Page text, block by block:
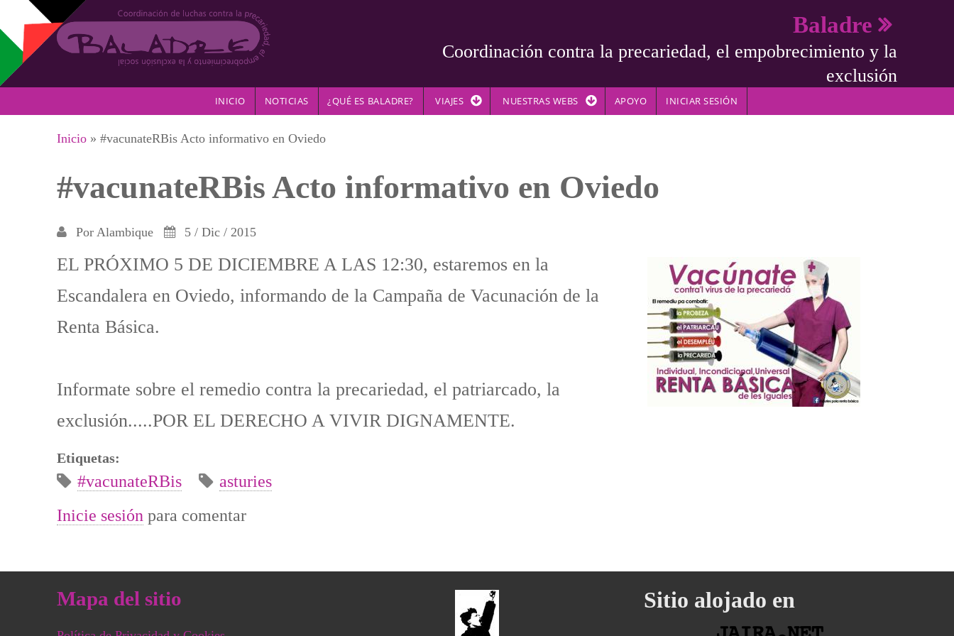
Pasar al contenido principal
Baladre
Coordinación contra la precariedad, el empobrecimiento y la
exclusión
INICIO NOTICIAS ¿QUÉ ES BALADRE? VIAJES NUESTRAS WEBS APOYO INICIAR SESIÓN
Se encuentra usted aquí
Inicio » #vacunateRBis Acto informativo en Oviedo
#vacunateRBis Acto informativo en Oviedo
Por Alambique 5 / Dic / 2015
EL PRÓXIMO 5 DE DICIEMBRE A LAS 12:30, estaremos en la
Escandalera en Oviedo, informando de la Campaña de Vacunación de la
Renta Básica.
Informate sobre el remedio contra la precariedad, el patriarcado, la
exclusión.....POR EL DERECHO A VIVIR DIGNAMENTE.
Etiquetas:
#vacunateRBis
asturies
Inicie sesión para comentar
Mapa del sitio Sitio alojado en